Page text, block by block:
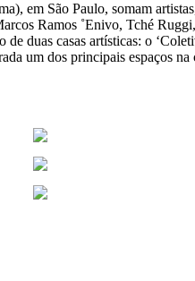
em São Paulo, somam
Ramos ˚Enivo, Tché
duas casas artísticas: o
um dos principais espaços